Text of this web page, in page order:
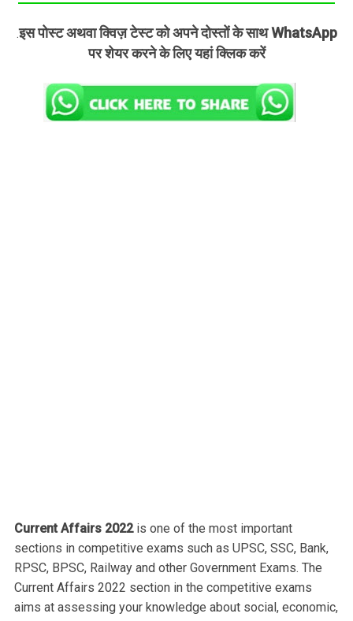
.इस पोस्ट अथवा क्विज़ टेस्ट को अपने दोस्तों के साथ WhatsApp
पर शेयर करने के लिए यहां क्लिक करें
Current Affairs 2022is one of the most important
sections in competitive exams such as UPSC, SSC, Bank,
RPSC, BPSC, Railway and other Government Exams. The
Current Affairs 2022 section in the competitive exams
aims at assessing your knowledge about social, economic,